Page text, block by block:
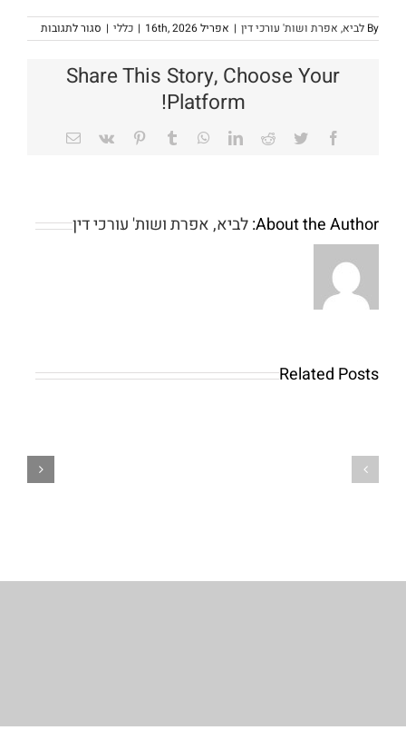
By לביא, אפרת ושות' עורכי דין | אפריל 16th, 2026 | כללי | סגור לתגובותעל
ألعاب
Share This Story, Choose Your
Platform!
Facebook
Twitter
Reddit
LinkedIn
WhatsApp
Tumblr
Pinterest
Vk
Email
About the Author: לביא, אפרת ושות' עורכי דין
Related Posts
put
100
rule
any